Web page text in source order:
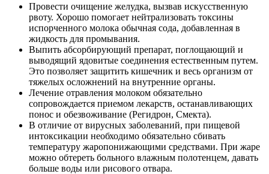
Провести очищение желудка, вызвав искусственную
рвоту. Хорошо помогает нейтрализовать токсины
испорченного молока обычная сода, добавленная в
жидкость для промывания.
Выпить абсорбирующий препарат, поглощающий и
выводящий ядовитые соединения естественным путем.
Это позволяет защитить кишечник и весь организм от
тяжелых осложнений на внутренние органы.
Лечение отравления молоком обязательно
сопровождается приемом лекарств, останавливающих
понос и обезвоживание (Регидрон, Смекта).
В отличие от вирусных заболеваний, при пищевой
интоксикации необходимо обязательно сбивать
температуру жаропонижающими средствами. При жаре
можно обтереть больного влажным полотенцем, давать
больше воды или рисового отвара.